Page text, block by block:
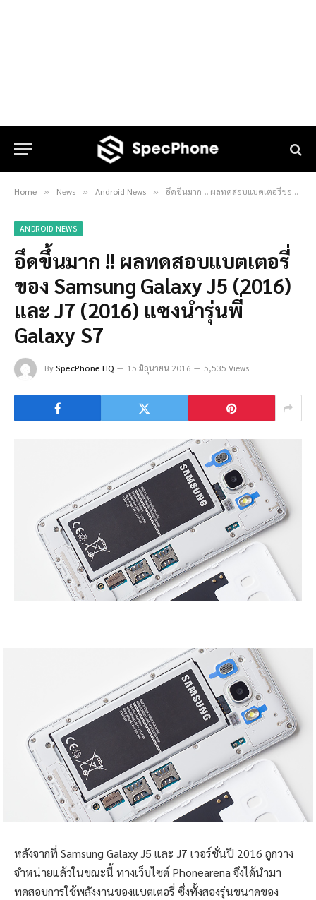
Home » News » Android News » อึดขึ้นมาก !! ผลทดสอบแบตเตอรี่ของ Samsung Galaxy J5 (2016) และ J7 (2016) แซงนำรุ่นพี่ Galaxy S7
ANDROID NEWS
อึดขึ้นมาก !! ผลทดสอบแบตเตอรี่
ของ Samsung Galaxy J5 (2016)
และ J7 (2016) แซงนำรุ่นพี่
Galaxy S7
BySpecPhone HQ 15 มิถุนายน 2016 5,535 Views
หลังจากที่ Samsung Galaxy J5 และ J7 เวอร์ชั่นปี 2016 ถูกวาง
จำหน่ายแล้วในขณะนี้ ทางเว็บไซต์ Phonearena จึงได้นำมา
ทดสอบการใช้พลังงานของแบตเตอรี่ ซึ่งทั้งสองรุ่นขนาดของ